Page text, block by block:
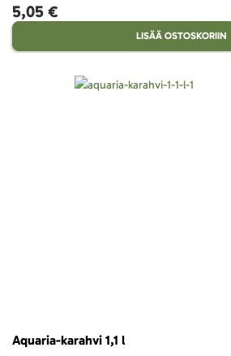
5,05 €
LISÄÄ OSTOSKORIIN
Aquaria-karahvi 1,1 l